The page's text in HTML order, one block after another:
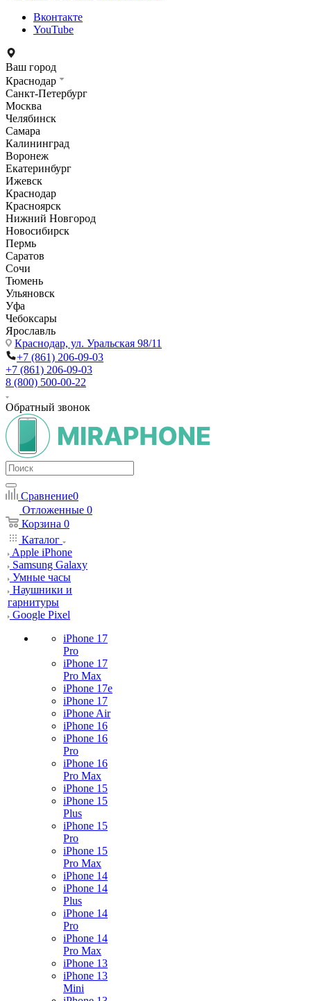
Вконтакте
YouTube
Ваш город
Краснодар
Санкт-Петербург
Москва
Челябинск
Самара
Калининград
Воронеж
Екатеринбург
Ижевск
Краснодар
Красноярск
Нижний Новгород
Новосибирск
Пермь
Саратов
Сочи
Тюмень
Ульяновск
Уфа
Чебоксары
Ярославль
Краснодар, ул. Уральская 98/11
+7 (861) 206-09-03
+7 (861) 206-09-03
8 (800) 500-00-22
Обратный звонок
Сравнение0
Отложенные 0
Корзина 0
Каталог
Apple iPhone
Samsung Galaxy
Умные часы
Наушники и
гарнитуры
Google Pixel
iPhone 17
Pro
iPhone 17
Pro Max
iPhone 17e
iPhone 17
iPhone Air
iPhone 16
iPhone 16
Pro
iPhone 16
Pro Max
iPhone 15
iPhone 15
Plus
iPhone 15
Pro
iPhone 15
Pro Max
iPhone 14
iPhone 14
Plus
iPhone 14
Pro
iPhone 14
Pro Max
iPhone 13
iPhone 13
Mini